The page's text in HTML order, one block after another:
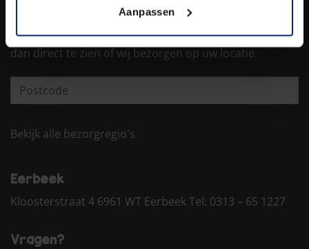
Aanpassen
Vul hieronder de 4 cijfers van uw postcode in, u krijgt
dan direct te zien of wij bezorgen op uw locatie.
Bekijk alle bezorgregio's
Eerbeek
Kloosterstraat 4 6961 WT Eerbeek Tel: 0313 – 65 1227
Vragen?